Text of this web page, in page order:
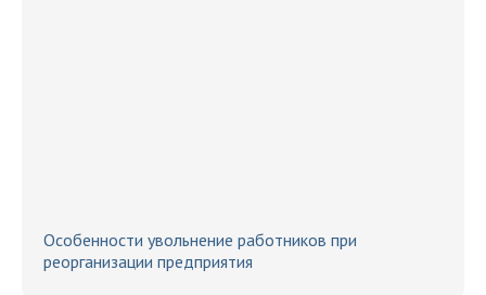
Особенности увольнение работников при
реорганизации предприятия